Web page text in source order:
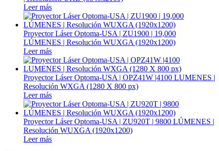
Leer más
Proyector Láser Optoma-USA | ZU1900 | 19,000
LÚMENES | Resolución WUXGA (1920x1200)
Leer más
Proyector Láser Optoma-USA | OPZ41W |4100 LUMENES |
Resolución WXGA (1280 X 800 px)
Leer más
Proyector Láser Optoma-USA | ZU920T | 9800 LÚMENES |
Resolución WUXGA (1920x1200)
Leer más